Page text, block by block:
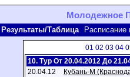
Молодежное
Результаты/Таблица Расписание
01 02 03 04
10. Тур От 20.04.2012 До
20.04.12
Кубань-М